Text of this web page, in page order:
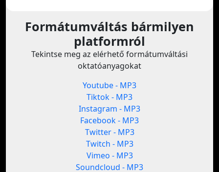
Formátumváltás bármilyen
platformról
Tekintse meg az elérhető formátumváltási
oktatóanyagokat
Youtube - MP3
Tiktok - MP3
Instagram - MP3
Facebook - MP3
Twitter - MP3
Twitch - MP3
Vimeo - MP3
Soundcloud - MP3